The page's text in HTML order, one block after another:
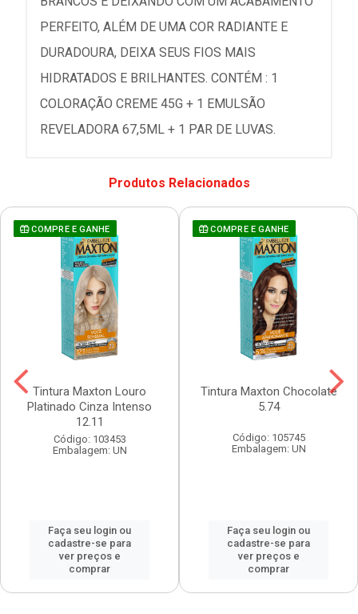
PERFEITO, ALÉM DE UMA COR RADIANTE E
DURADOURA, DEIXA SEUS FIOS MAIS
HIDRATADOS E BRILHANTES. CONTÉM : 1
COLORAÇÃO CREME 45G + 1 EMULSÃO
REVELADORA 67,5ML + 1 PAR DE LUVAS.
Produtos Relacionados
COMPRE E GANHE
Tintura Maxton Louro
Platinado Cinza Intenso
12.11
Código: 103453
Embalagem: UN
Faça seu login ou
cadastre-se para
ver preços e
comprar
COMPRE E GANHE
Tintura Maxton Chocolate
5.74
Código: 105745
Embalagem: UN
Faça seu login ou
cadastre-se para
ver preços e
comprar